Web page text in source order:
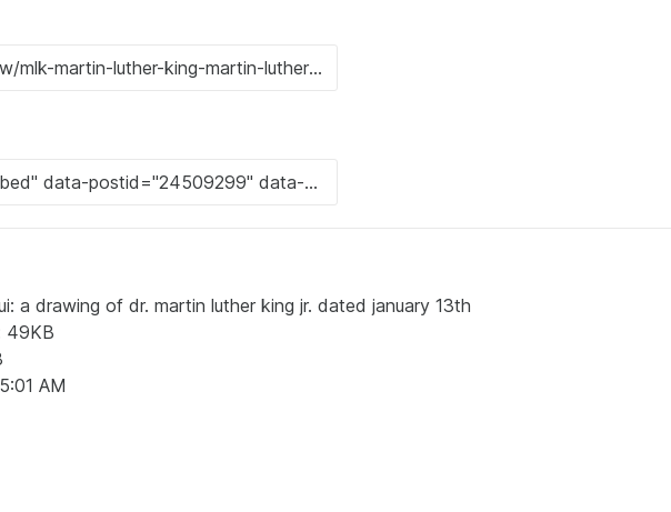
a drawing of dr. martin luther king jr. dated january 13th
49KB
AM